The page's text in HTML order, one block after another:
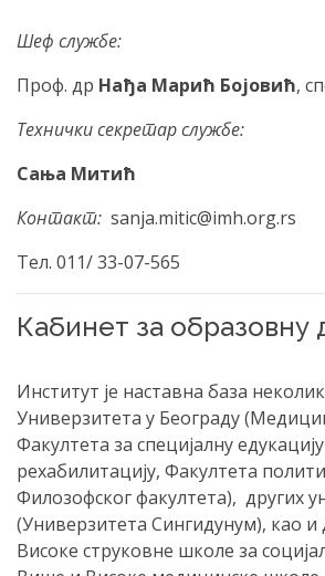
Шеф службе:
Проф. др Нађа Марић Бојовић,
Технички секретар службе:
Сања Митић
Контакт: sanja.mitic@imh.org.rs
Тел. 011/ 33-07-565
Кабинет за образовну
Институт је наставна база
Универзитета у Београду
Факултета за специјалну
рехабилитацију, Факултета
Филозофског факултета), других
(Универзитета Сингидунум), као и
Високе струковне школе за